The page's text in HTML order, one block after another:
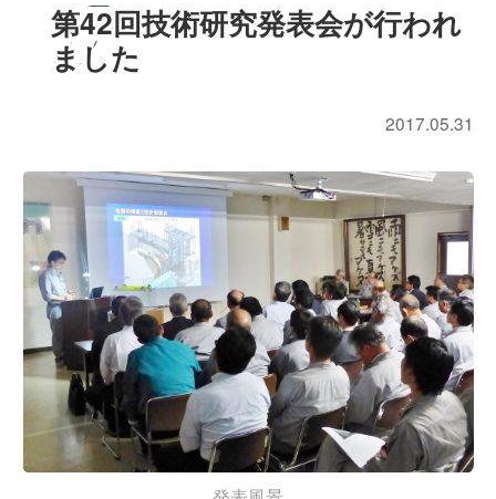
第42回技術研究発表会が行われ
ました
2017.05.31